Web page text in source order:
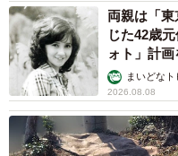
両親は「
じた42歳
ォト」計
む」まいどなト
2026.08.08